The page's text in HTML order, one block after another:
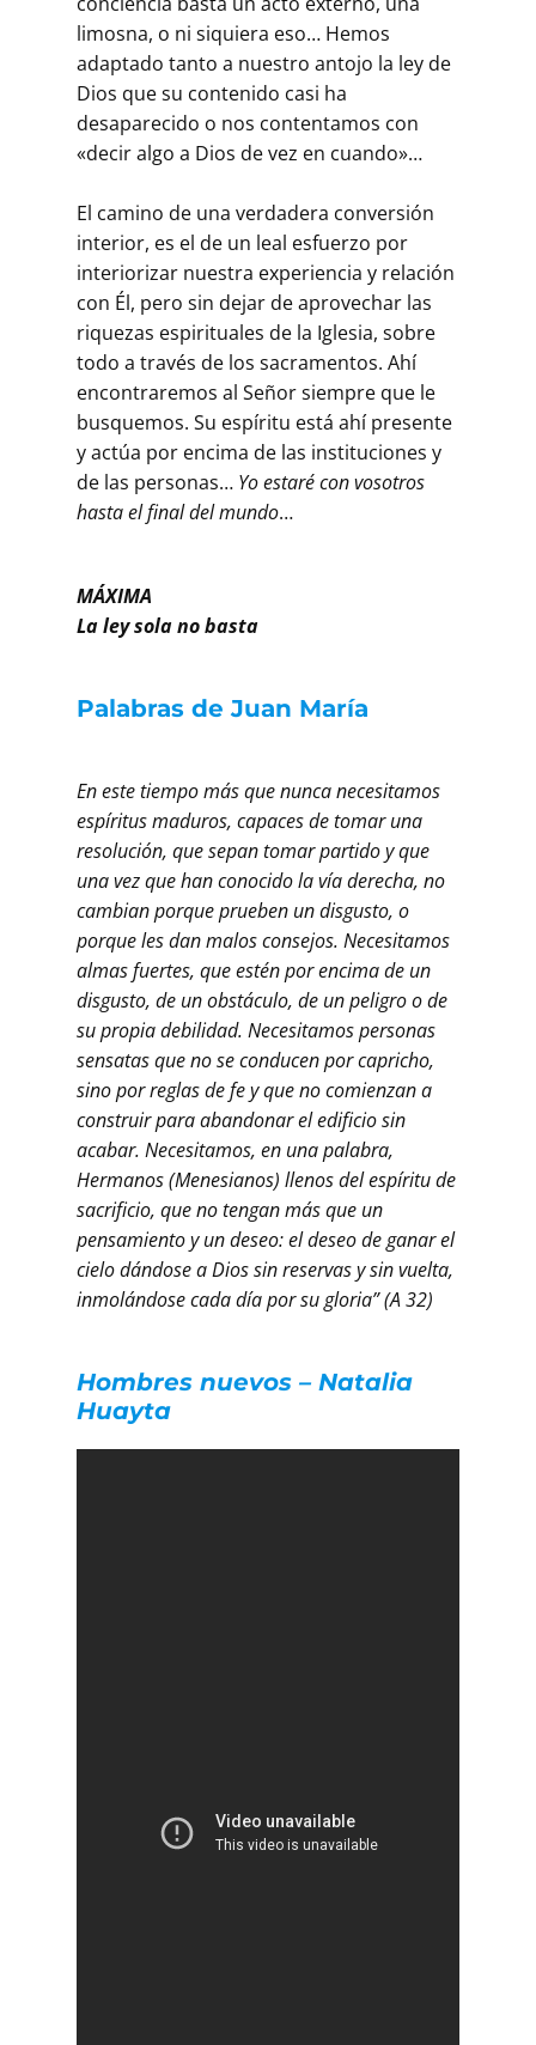
limosna, o ni siquiera eso… Hemos
adaptado tanto a nuestro antojo la ley de
Dios que su contenido casi ha
desaparecido o nos contentamos con
«decir algo a Dios de vez en cuando»…
El camino de una verdadera conversión
interior, es el de un leal esfuerzo por
interiorizar nuestra experiencia y relación
con Él, pero sin dejar de aprovechar las
riquezas espirituales de la Iglesia, sobre
todo a través de los sacramentos. Ahí
encontraremos al Señor siempre que le
busquemos. Su espíritu está ahí presente
y actúa por encima de las instituciones y
de las personas… Yo estaré con vosotros
hasta el final del mundo…
MÁXIMA
La ley sola no basta
Palabras de Juan María
En este tiempo más que nunca necesitamos
espíritus maduros, capaces de tomar una
resolución, que sepan tomar partido y que
una vez que han conocido la vía derecha, no
cambian porque prueben un disgusto, o
porque les dan malos consejos. Necesitamos
almas fuertes, que estén por encima de un
disgusto, de un obstáculo, de un peligro o de
su propia debilidad. Necesitamos personas
sensatas que no se conducen por capricho,
sino por reglas de fe y que no comienzan a
construir para abandonar el edificio sin
acabar. Necesitamos, en una palabra,
Hermanos (Menesianos) llenos del espíritu de
sacrificio, que no tengan más que un
pensamiento y un deseo: el deseo de ganar el
cielo dándose a Dios sin reservas y sin vuelta,
inmolándose cada día por su gloria” (A 32)
Hombres nuevos – Natalia
Huayta